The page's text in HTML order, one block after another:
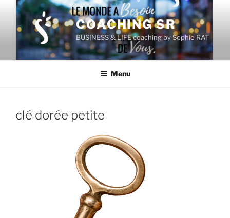
Aller
contenu
principal
COACHING SR
BUSINESS & LIFE coaching by Sophie RAT
Menu
clé dorée petite